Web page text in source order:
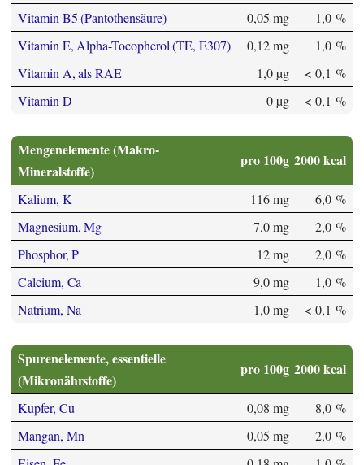
Vitamin B5 (Pantothensäure)
0,05 mg
1,0 %
Vitamin E, Alpha-Tocopherol (TE, E307)
0,12 mg
1,0 %
Vitamin A, als RAE
1,0 µg
< 0,1 %
Vitamin D
0 µg < 0,1 %
Mengenelemente (Makro-
Mineralstoffe)
pro 100g 2000 kcal
Kalium, K 116 mg
6,0 %
Magnesium, Mg
7,0 mg
2,0 %
Phosphor, P
12 mg
2,0 %
Calcium, Ca
9,0 mg
1,0 %
Natrium, Na
1,0 mg < 0,1 %
Spurenelemente, essentielle
(Mikronährstoffe)
pro 100g 2000 kcal
Kupfer, Cu 0,08 mg
8,0 %
Mangan, Mn
0,05 mg
2,0 %